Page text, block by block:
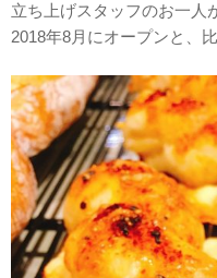
立ち上げスタッフのお一人
2018年8月にオープンと、